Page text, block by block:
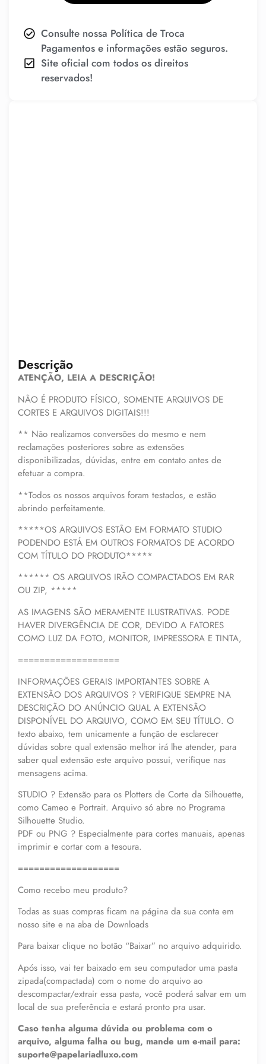
Descrição
ATENÇÃO, LEIA A DESCRIÇÃO!
NÃO É PRODUTO FÍSICO, SOMENTE ARQUIVOS DE
CORTES E ARQUIVOS DIGITAIS!!!
** Não realizamos conversões do mesmo e nem
reclamações posteriores sobre as extensões
disponibilizadas, dúvidas, entre em contato antes de
efetuar a compra.
**Todos os nossos arquivos foram testados, e estão
abrindo perfeitamente.
*****OS ARQUIVOS ESTÃO EM FORMATO STUDIO
PODENDO ESTÁ EM OUTROS FORMATOS DE ACORDO
COM TÍTULO DO PRODUTO*****
****** OS ARQUIVOS IRÃO COMPACTADOS EM RAR
OU ZIP, *****
AS IMAGENS SÃO MERAMENTE ILUSTRATIVAS. PODE
HAVER DIVERGÊNCIA DE COR, DEVIDO A FATORES
COMO LUZ DA FOTO, MONITOR, IMPRESSORA E TINTA,
===================
INFORMAÇÕES GERAIS IMPORTANTES SOBRE A
EXTENSÃO DOS ARQUIVOS ? VERIFIQUE SEMPRE NA
DESCRIÇÃO DO ANÚNCIO QUAL A EXTENSÃO
DISPONÍVEL DO ARQUIVO, COMO EM SEU TÍTULO. O
texto abaixo, tem unicamente a função de esclarecer
dúvidas sobre qual extensão melhor irá lhe atender, para
saber qual extensão este arquivo possui, verifique nas
mensagens acima.
STUDIO ? Extensão para os Plotters de Corte da Silhouette,
como Cameo e Portrait. Arquivo só abre no Programa
Silhouette Studio.
PDF ou PNG ? Especialmente para cortes manuais, apenas
imprimir e cortar com a tesoura.
===================
Como recebo meu produto?
Todas as suas compras ficam na página da sua conta em
nosso site e na aba de Downloads
Para baixar clique no botão “Baixar” no arquivo adquirido.
Após isso, vai ter baixado em seu computador uma pasta
zipada(compactada) com o nome do arquivo ao
descompactar/extrair essa pasta, você poderá salvar em um
local de sua preferência e estará pronto pra usar.
Caso tenha alguma dúvida ou problema com o
arquivo, alguma falha ou bug, mande um e-mail para:
suporte@papelariadluxo.com
Consulte nossa Política de Troca
Pagamentos e informações estão seguros.
Site oficial com todos os direitos
reservados!